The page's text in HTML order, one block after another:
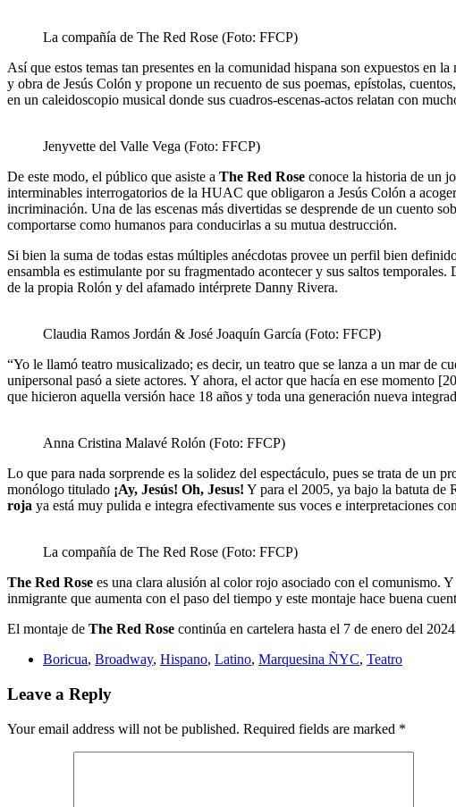
La compañía de The Red Rose (Foto: FFCP)
Así que estos temas tan presentes en la comunidad hispana son expuestos en
y obra de Jesús Colón y propone un recuento de sus poemas, epístolas,
en un caleidoscopio musical donde sus cuadros-escenas-actos relatan con
Jenyvette del Valle Vega (Foto: FFCP)
De este modo, el público que asiste a The Red Rose conoce la historia de un
interminables interrogatorios de la HUAC que obligaron a Jesús Colón a
incriminación. Una de las escenas más divertidas se desprende de un cuento
comportarse como humanos para conducirlas a su mutua destrucción.
Si bien la suma de todas estas múltiples anécdotas provee un perfil bien
ensambla es estimulante por su fragmentado acontecer y sus saltos
de la propia Rolón y del afamado intérprete Danny Rivera.
Claudia Ramos Jordán & José Joaquín García (Foto: FFCP)
“Yo le llamó teatro musicalizado; es decir, un teatro que se lanza a un mar de
unipersonal pasó a siete actores. Y ahora, el actor que hacía en ese momento
que hicieron aquella versión hace 18 años y toda una generación nueva
Anna Cristina Malavé Rolón (Foto: FFCP)
Lo que para nada sorprende es la solidez del espectáculo, pues se trata de
monólogo titulado ¡Ay, Jesús! Oh, Jesus! Y para el 2005, ya bajo la batuta de
roja ya está muy pulida e integra efectivamente sus voces e interpretaciones
La compañía de The Red Rose (Foto: FFCP)
The Red Rose es una clara alusión al color rojo asociado con el comunismo.
inmigrante que aumenta con el paso del tiempo y este montaje hace buena
El montaje de The Red Rose continúa en cartelera hasta el 7 de enero del
Boricua, Broadway, Hispano, Latino, Marquesina ÑYC, Teatro
Leave a Reply
Your email address will not be published. Required fields are marked *